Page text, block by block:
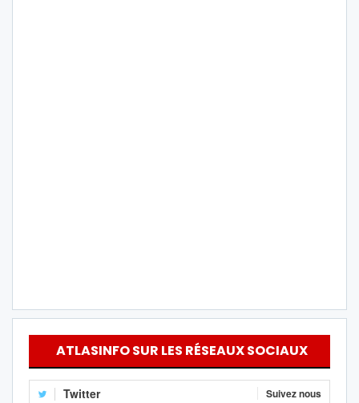
ATLASINFO SUR LES RÉSEAUX SOCIAUX
Twitter Suivez nous